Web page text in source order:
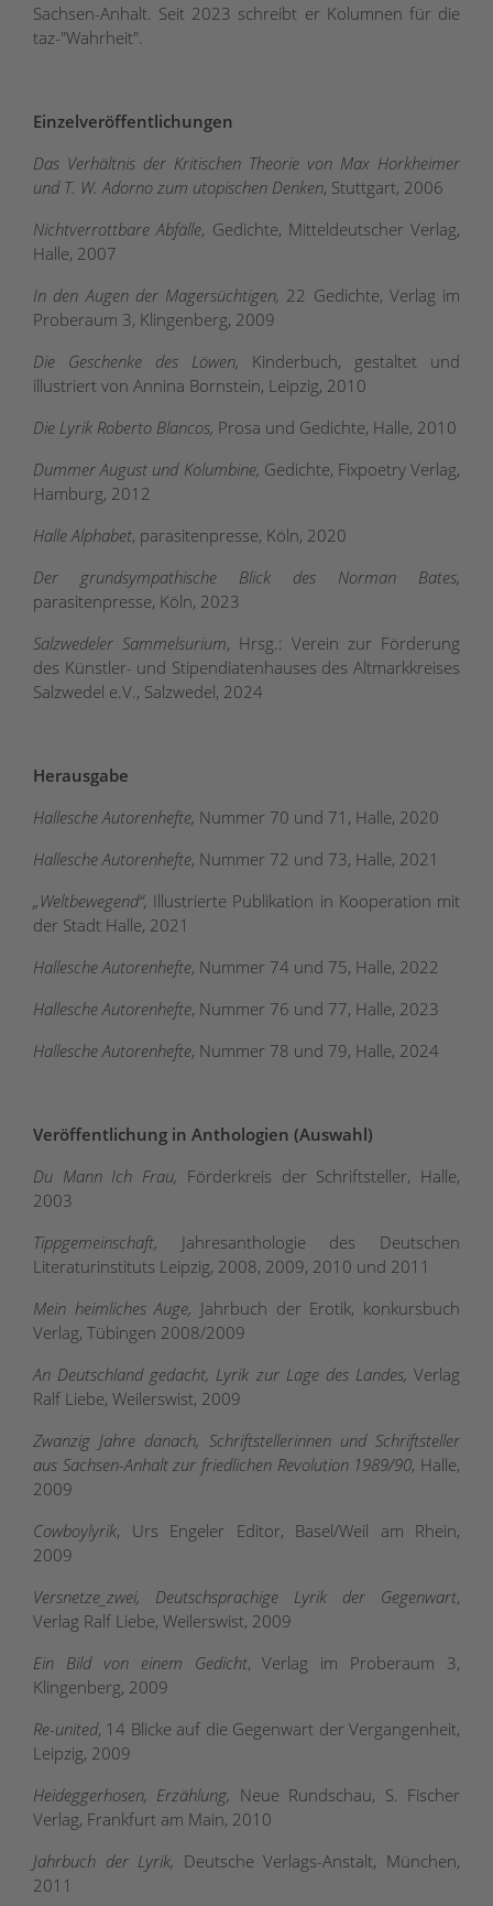
Sachsen-Anhalt. Seit 2023 schreibt er Kolumnen für die
taz-"Wahrheit".
Einzelveröffentlichungen
Das Verhältnis der Kritischen Theorie von Max Horkheimer
und T. W. Adorno zum utopischen Denken, Stuttgart, 2006
Nichtverrottbare Abfälle, Gedichte, Mitteldeutscher Verlag,
Halle, 2007
In den Augen der Magersüchtigen, 22 Gedichte, Verlag im
Proberaum 3, Klingenberg, 2009
Die Geschenke des Löwen, Kinderbuch, gestaltet und
illustriert von Annina Bornstein, Leipzig, 2010
Die Lyrik Roberto Blancos, Prosa und Gedichte, Halle, 2010
Dummer August und Kolumbine, Gedichte, Fixpoetry Verlag,
Hamburg, 2012
Halle Alphabet, parasitenpresse, Köln, 2020
Der grundsympathische Blick des Norman Bates,
parasitenpresse, Köln, 2023
Salzwedeler Sammelsurium, Hrsg.: Verein zur Förderung
des Künstler- und Stipendiatenhauses des Altmarkkreises
Salzwedel e.V., Salzwedel, 2024
Herausgabe
Hallesche Autorenhefte, Nummer 70 und 71, Halle, 2020
Hallesche Autorenhefte, Nummer 72 und 73, Halle, 2021
„Weltbewegend“, Illustrierte Publikation in Kooperation mit
der Stadt Halle, 2021
Hallesche Autorenhefte, Nummer 74 und 75, Halle, 2022
Hallesche Autorenhefte, Nummer 76 und 77, Halle, 2023
Hallesche Autorenhefte, Nummer 78 und 79, Halle, 2024
Veröffentlichung in Anthologien (Auswahl)
Du Mann Ich Frau, Förderkreis der Schriftsteller, Halle,
2003
Tippgemeinschaft, Jahresanthologie des Deutschen
Literaturinstituts Leipzig, 2008, 2009, 2010 und 2011
Mein heimliches Auge, Jahrbuch der Erotik, konkursbuch
Verlag, Tübingen 2008/2009
An Deutschland gedacht, Lyrik zur Lage des Landes, Verlag
Ralf Liebe, Weilerswist, 2009
Zwanzig Jahre danach, Schriftstellerinnen und Schriftsteller
aus Sachsen-Anhalt zur friedlichen Revolution 1989/90, Halle,
2009
Cowboylyrik, Urs Engeler Editor, Basel/Weil am Rhein,
2009
Versnetze_zwei, Deutschsprachige Lyrik der Gegenwart,
Verlag Ralf Liebe, Weilerswist, 2009
Ein Bild von einem Gedicht, Verlag im Proberaum 3,
Klingenberg, 2009
Re-united, 14 Blicke auf die Gegenwart der Vergangenheit,
Leipzig, 2009
Heideggerhosen, Erzählung, Neue Rundschau, S. Fischer
Verlag, Frankfurt am Main, 2010
Jahrbuch der Lyrik, Deutsche Verlags-Anstalt, München,
2011